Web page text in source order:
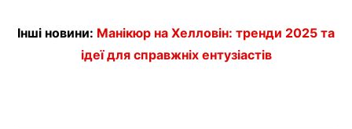
Інші новини: Манікюр на Хелловін: тренди 2025 та
ідеї для справжніх ентузіастів